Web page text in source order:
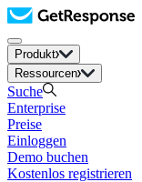
Produkt
Ressourcen
Suche
Enterprise
Preise
Einloggen
Demo buchen
Kostenlos registrieren